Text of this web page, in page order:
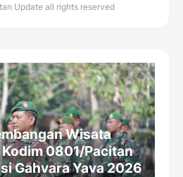
Update all rights reserved
Wisata
0801/Pacitan
Gahvara Yava 2026